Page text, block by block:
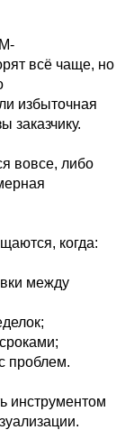
всё чаще, но
избыточная
заказчику.
вовсе, либо
когда:
между
проблем.
инструментом